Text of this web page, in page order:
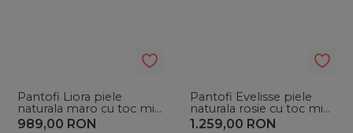
Pantofi Liora piele
naturala maro cu toc mic
evazat
989,00 RON
Pantofi Evelisse piele
naturala rosie cu toc mic
evazat si cristale
1.259,00 RON